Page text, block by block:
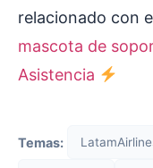
relacionado con
mascota de
Asistencia
Temas: